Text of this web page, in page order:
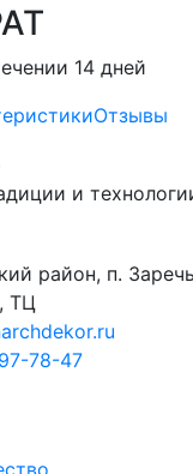
14 дней
Отзывы
и
район, п.
ТЦ
78-47